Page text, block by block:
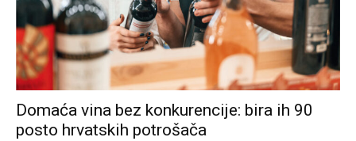
Domaća vina bez konkurencije: bira ih 90
posto hrvatskih potrošača